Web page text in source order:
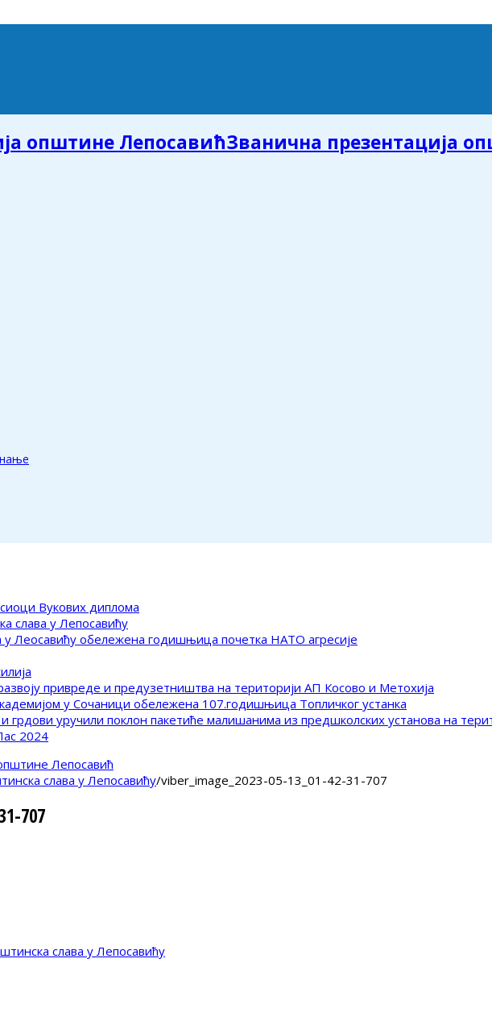
Званична презентација
Вукових диплома
слава у Лепосавићу
Леосавићу обележена годишњица почетка НАТО агресије
привреде и предузетништва на територији АП Косово и Метохија
у Сочаници обележена 107.годишњица Топличког устанка
грдови уручили поклон пакетиће малишанима из предшколских установа на
2024
слава у Лепосавићу/viber_image_2023-05-13_01-42-31-707
707
слава у Лепосавићу